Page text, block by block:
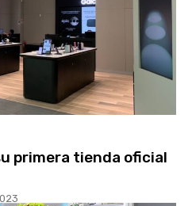
primera tienda oficial